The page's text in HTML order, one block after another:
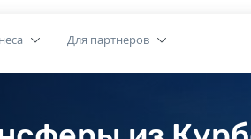
Для партнеров